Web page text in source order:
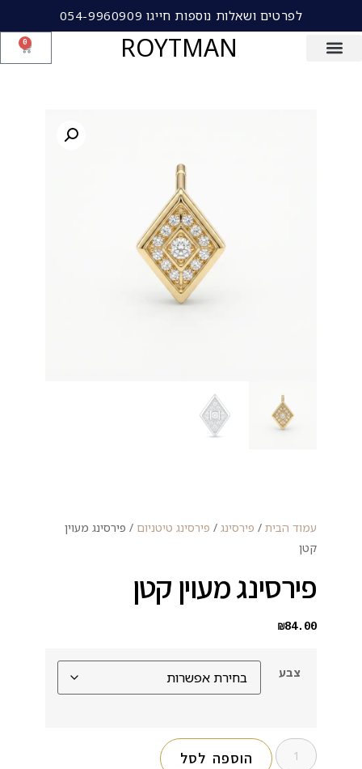
לפרטים ושאלות נוספות חייגו 054-9960909
ROYTMAN
0
עמוד הבית / פירסינג / פירסינג טיטניום / פירסינג מעוין
קטן
פירסינג מעוין קטן
₪84.00
צבע
הוספה לסל